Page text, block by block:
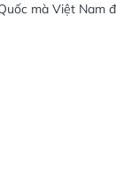
mà Việt Nam